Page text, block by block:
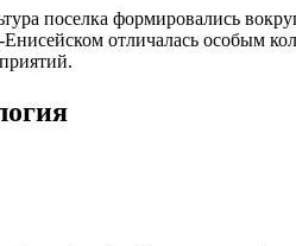
поселка формировались
отличалась особым